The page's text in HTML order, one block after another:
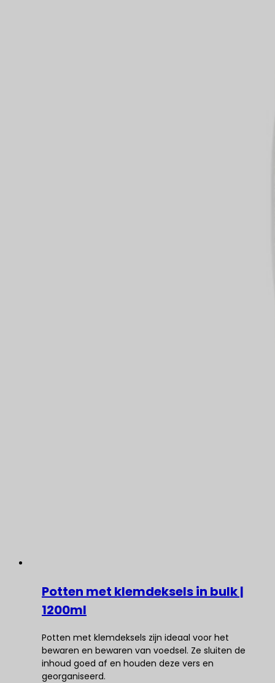
Potten met klemdeksels in bulk |
1200ml
Potten met klemdeksels zijn ideaal voor het
bewaren en bewaren van voedsel. Ze sluiten de
inhoud goed af en houden deze vers en
georganiseerd.